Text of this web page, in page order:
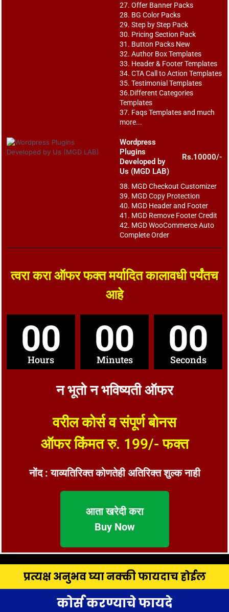
27. Offer Banner Packs
28. BG Color Packs
29. Step by Step Pack
30. Pricing Section Pack
31. Button Packs New
32. Author Box Templates
33. Header & Footer Templates
34. CTA Call to Action Templates
35. Testimonial Templates
36.Different Categories
Templates
37. Faqs Templates and much
more...
Wordpress
Plugins
Developed by
Us (MGD LAB)
Rs.10000/-
38. MGD Checkout Customizer
39. MGD Copy Protection
40. MGD Header and Footer
41. MGD Remove Footer Credit
42. MGD WooCommerce Auto
Complete Order
त्वरा करा ऑफर फक्त मर्यादित कालावधी पर्यंतच
आहे
00
Hours 00
Minutes 00
Seconds
न भूतो न भविष्यती ऑफर
वरील कोर्स व संपूर्ण बोनस
ऑफर किंमत रु. 199/- फक्त
नोंद : याव्यतिरिक्त कोणतेही अतिरिक्त शुल्क नाही
आता खरेदी करा
Buy Now
प्रत्यक्ष अनुभव घ्या नक्की फायदाच होईल
कोर्स करण्याचे फायदे